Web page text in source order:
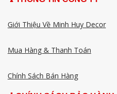
Giới Thiệu Về Minh Huy Decor
Mua Hàng & Thanh Toán
Chính Sách Bán Hàng